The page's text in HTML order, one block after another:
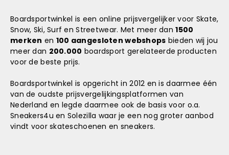
Boardsportwinkel is een online prijsvergelijker voor Skate,
Snow, Ski, Surf en Streetwear. Met meer dan1500
merken en 100 aangesloten webshops bieden wij jou
meer dan 200.000 boardsport gerelateerde producten
voor de beste prijs.
Boardsportwinkel is opgericht in 2012 en is daarmee één
van de oudste prijsvergelijkingsplatformen van
Nederland en legde daarmee ook de basis voor o.a.
Sneakers4u en Solezilla waar je een nog groter aanbod
vindt voor skateschoenen en sneakers.